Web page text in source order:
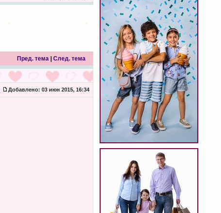
Пред. тема| След. тема
Добавлено: 03 июн 2015, 16:34